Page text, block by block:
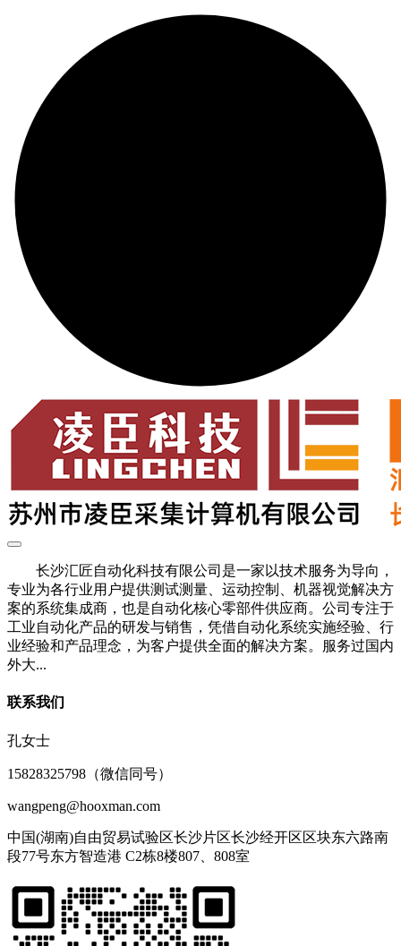
长沙汇匠自动化科技有限公司是一家以技术服务为导向，
专业为各行业用户提供测试测量、运动控制、机器视觉解决方
案的系统集成商，也是自动化核心零部件供应商。公司专注于
工业自动化产品的研发与销售，凭借自动化系统实施经验、行
业经验和产品理念，为客户提供全面的解决方案。服务过国内
外大...
联系我们
孔女士
15828325798（微信同号）
wangpeng@hooxman.com
中国(湖南)自由贸易试验区长沙片区长沙经开区区块东六路南
段77号东方智造港 C2栋8楼807、808室